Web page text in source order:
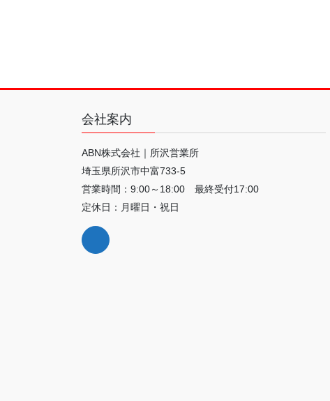
会社案内
ABN株式会社｜所沢営業所
埼玉県所沢市中富733-5
営業時間：9:00～18:00 最終受付17:00
定休日：月曜日・祝日